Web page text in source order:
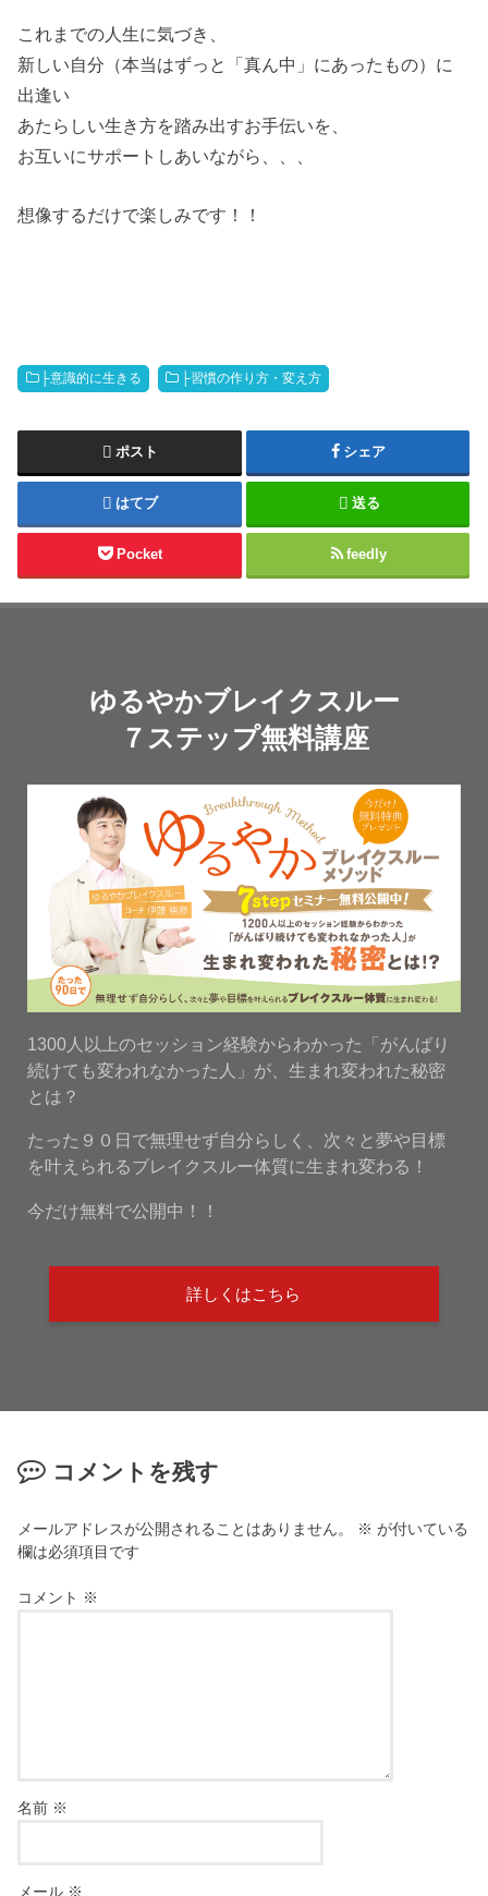
これまでの人生に気づき、
新しい自分（本当はずっと「真ん中」にあったもの）に
出逢い
あたらしい生き方を踏み出すお手伝いを、
お互いにサポートしあいながら、、、
想像するだけで楽しみです！！
├意識的に生きる ├習慣の作り方・変え方
ポスト シェア
はてブ 送る
Pocket feedly
ゆるやかブレイクスルー
７ステップ無料講座
1300人以上のセッション経験からわかった「がんばり
続けても変われなかった人」が、生まれ変われた秘密
とは？
たった９０日で無理せず自分らしく、次々と夢や目標
を叶えられるブレイクスルー体質に生まれ変わる！
今だけ無料で公開中！！
詳しくはこちら
コメントを残す
メールアドレスが公開されることはありません。 ※ が付いている
欄は必須項目です
コメント ※
名前 ※
メール ※